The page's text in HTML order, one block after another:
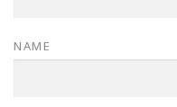
NAME